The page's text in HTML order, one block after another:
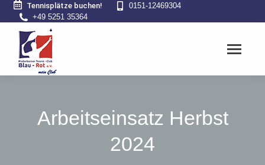
Tennisplätze buchen!
0151-12469304
+49 5251 35364
Arbeitseinsatz Herbst
2024